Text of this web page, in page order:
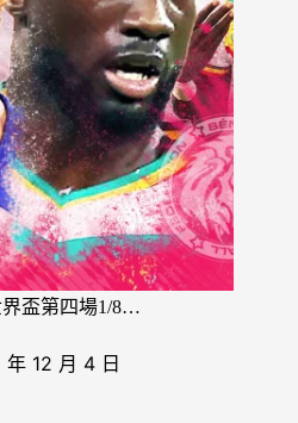
界盃第四場1/8…
12 月 4 日